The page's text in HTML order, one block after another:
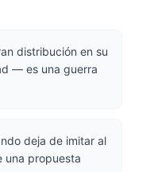
distribución en su
— es una guerra
deja de imitar al
una propuesta